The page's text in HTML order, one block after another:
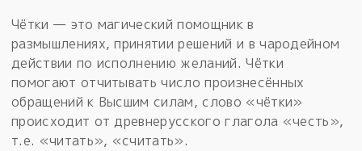
Чётки — это магический помощник в
размышлениях, принятии решений и в чародейном
действии по исполнению желаний. Чётки
помогают отчитывать число произнесённых
обращений к Высшим силам, слово «чётки»
происходит от древнерусского глагола «честь»,
т.е. «читать», «считать».